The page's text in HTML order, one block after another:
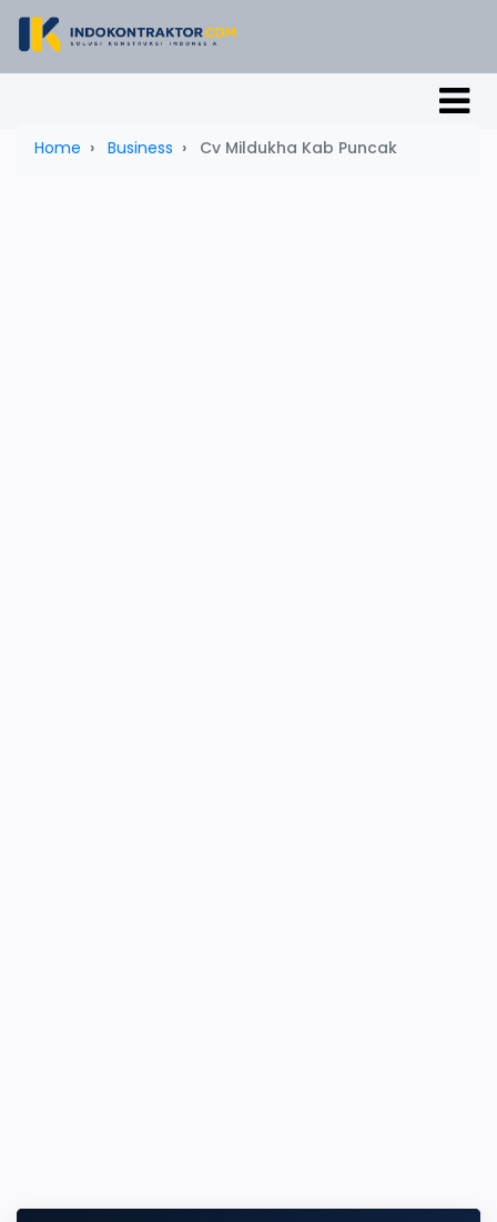
Home Business Cv Mildukha Kab Puncak